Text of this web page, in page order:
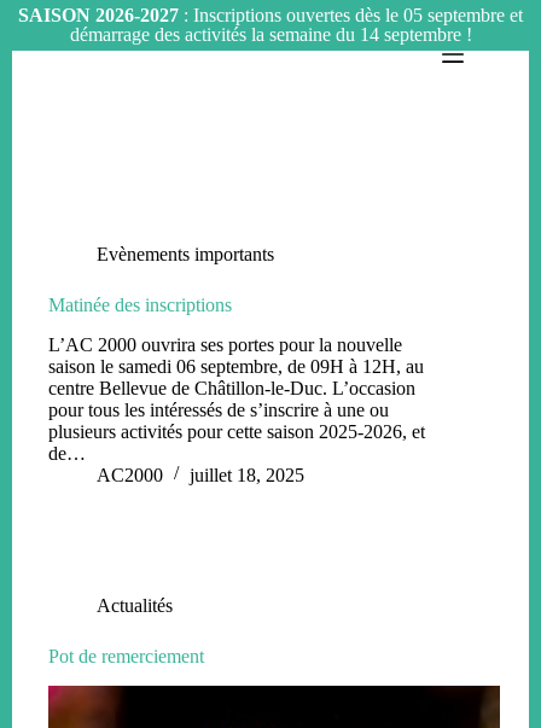
SAISON 2026-2027 : Inscriptions ouvertes dès le 05 septembre et
démarrage des activités la semaine du 14 septembre !
Evènements importants
Matinée des inscriptions
L’AC 2000 ouvrira ses portes pour la nouvelle
saison le samedi 06 septembre, de 09H à 12H, au
centre Bellevue de Châtillon-le-Duc. L’occasion
pour tous les intéressés de s’inscrire à une ou
plusieurs activités pour cette saison 2025-2026, et
de…
AC2000
juillet 18, 2025
Actualités
Pot de remerciement